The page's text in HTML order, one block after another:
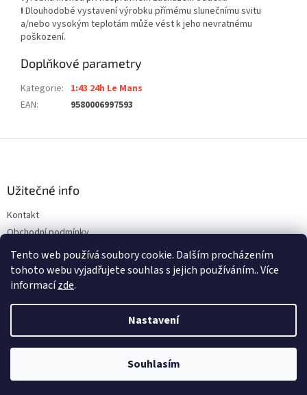
Tento web používá soubory cookie. Dalším procházením
tohoto webu vyjadřujete souhlas s jejich používáním.. Více
informacízde.
Nastavení
Souhlasím
! Dlouhodobé vystavení výrobku přímému slunečnímu svitu
a/nebo vysokým teplotám může vést k jeho nevratnému
poškození.
Doplňkové parametry
Kategorie: 1:43 24h Le Mans
EAN: 9580006997593
Užitečné info
Kontakt
Obchodní podmínky
Ochrana osobních údajů
Copyright 2026ALFREDOVA AUTÍČKÁRNA. Všechna práva
vyhrazena.